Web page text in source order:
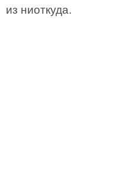
из ниоткуда.